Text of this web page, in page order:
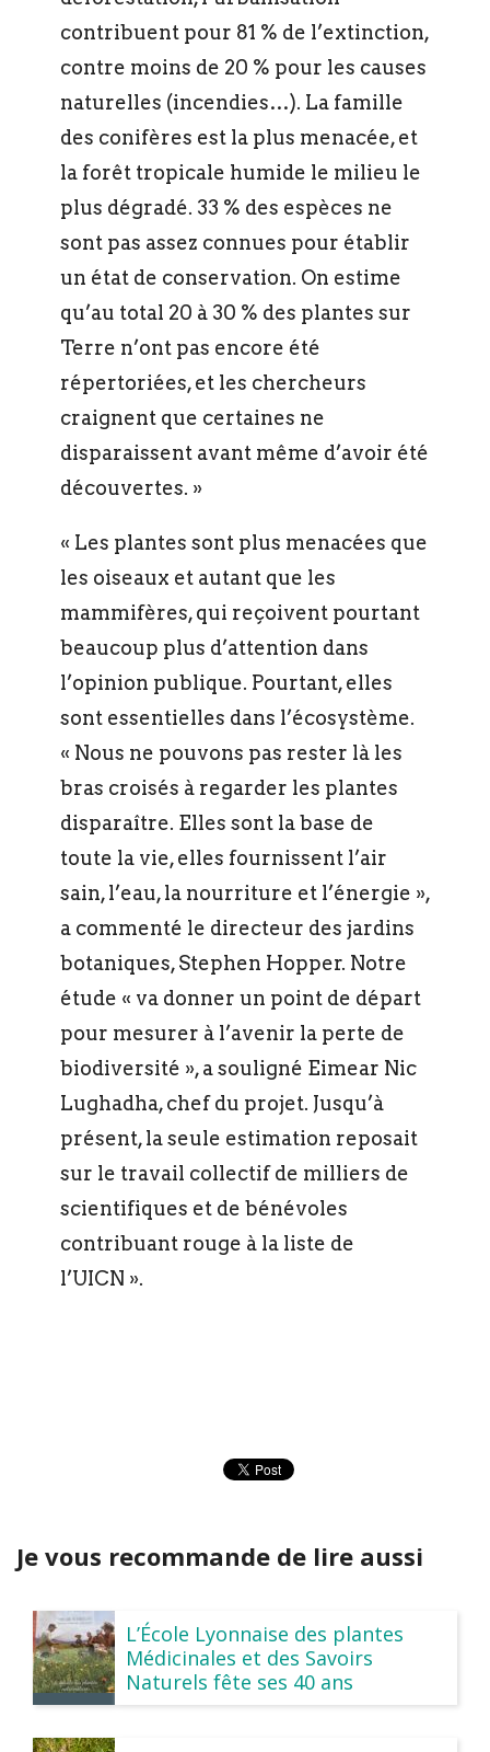
contribuent pour 81 % de l’extinction,
contre moins de 20 % pour les causes
naturelles (incendies…). La famille
des conifères est la plus menacée, et
la forêt tropicale humide le milieu le
plus dégradé. 33 % des espèces ne
sont pas assez connues pour établir
un état de conservation. On estime
qu’au total 20 à 30 % des plantes sur
Terre n’ont pas encore été
répertoriées, et les chercheurs
craignent que certaines ne
disparaissent avant même d’avoir été
découvertes. »
« Les plantes sont plus menacées que
les oiseaux et autant que les
mammifères, qui reçoivent pourtant
beaucoup plus d’attention dans
l’opinion publique. Pourtant, elles
sont essentielles dans l’écosystème.
« Nous ne pouvons pas rester là les
bras croisés à regarder les plantes
disparaître. Elles sont la base de
toute la vie, elles fournissent l’air
sain, l’eau, la nourriture et l’énergie »,
a commenté le directeur des jardins
botaniques, Stephen Hopper. Notre
étude « va donner un point de départ
pour mesurer à l’avenir la perte de
biodiversité », a souligné Eimear Nic
Lughadha, chef du projet. Jusqu’à
présent, la seule estimation reposait
sur le travail collectif de milliers de
scientifiques et de bénévoles
contribuant rouge à la liste de
l’UICN ».
Je vous recommande de lire aussi
L’École Lyonnaise des plantes
Médicinales et des Savoirs
Naturels fête ses 40 ans